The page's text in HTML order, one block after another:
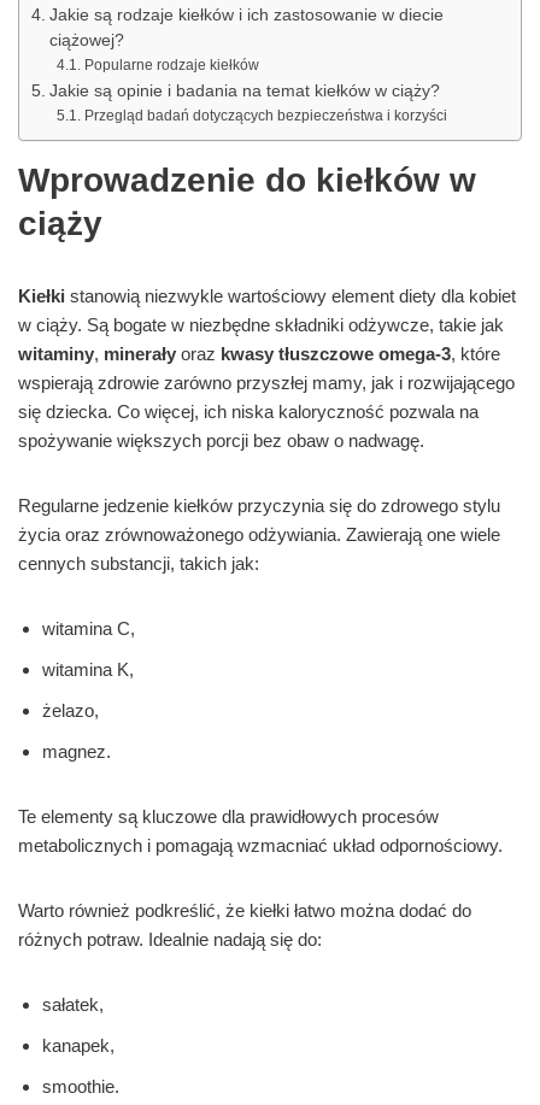
Jakie są rodzaje kiełków i ich zastosowanie w diecie
ciążowej?
Popularne rodzaje kiełków
Jakie są opinie i badania na temat kiełków w ciąży?
Przegląd badań dotyczących bezpieczeństwa i korzyści
Wprowadzenie do kiełków w
ciąży
Kiełki stanowią niezwykle wartościowy element diety dla kobiet
w ciąży. Są bogate w niezbędne składniki odżywcze, takie jak
witaminy, minerały oraz kwasy tłuszczowe omega-3, które
wspierają zdrowie zarówno przyszłej mamy, jak i rozwijającego
się dziecka. Co więcej, ich niska kaloryczność pozwala na
spożywanie większych porcji bez obaw o nadwagę.
Regularne jedzenie kiełków przyczynia się do zdrowego stylu
życia oraz zrównoważonego odżywiania. Zawierają one wiele
cennych substancji, takich jak:
witamina C,
witamina K,
żelazo,
magnez.
Te elementy są kluczowe dla prawidłowych procesów
metabolicznych i pomagają wzmacniać układ odpornościowy.
Warto również podkreślić, że kiełki łatwo można dodać do
różnych potraw. Idealnie nadają się do:
sałatek,
kanapek,
smoothie.